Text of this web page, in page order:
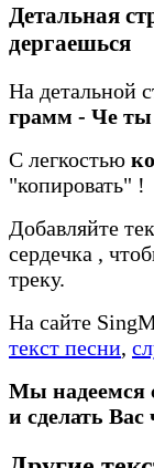
Детальная
дергаешься
На детальной
грамм - Че ты
С легкостью
"копировать" !
Добавляйте
сердечка ,
треку.
На сайте
текст песни,
Мы надеемся
и сделать Вас